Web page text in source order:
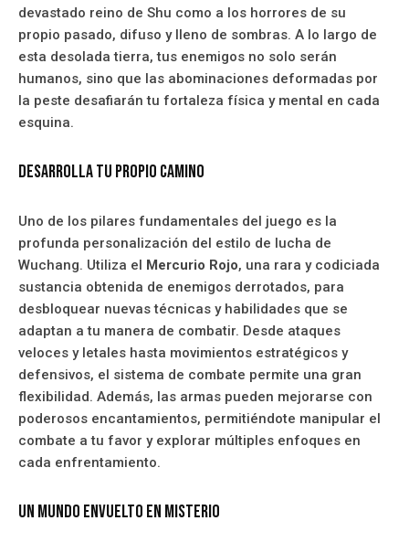
devastado reino de Shu como a los horrores de su
propio pasado, difuso y lleno de sombras. A lo largo de
esta desolada tierra, tus enemigos no solo serán
humanos, sino que las abominaciones deformadas por
la peste desafiarán tu fortaleza física y mental en cada
esquina.
Desarrolla tu propio camino
Uno de los pilares fundamentales del juego es la
profunda personalización del estilo de lucha de
Wuchang. Utiliza el Mercurio Rojo, una rara y codiciada
sustancia obtenida de enemigos derrotados, para
desbloquear nuevas técnicas y habilidades que se
adaptan a tu manera de combatir. Desde ataques
veloces y letales hasta movimientos estratégicos y
defensivos, el sistema de combate permite una gran
flexibilidad. Además, las armas pueden mejorarse con
poderosos encantamientos, permitiéndote manipular el
combate a tu favor y explorar múltiples enfoques en
cada enfrentamiento.
Un mundo envuelto en misterio